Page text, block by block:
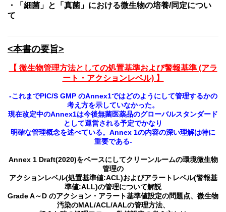
・「細菌」と「真菌」における微生物の培養/同定につい
て
<本書の要旨>
【 微生物管理方法としての処置基準および警報基準 (アラ
ート・アクションレベル) 】
-これまでPIC/S GMP のAnnex1ではどのようにして管理するかの
考え方を示していなかった。
現在改定中のAnnex1は今後無菌医薬品のグローバルスタンダード
として運営される予定でかなり
明確な管理概念を述べている。Annex 1の内容の深い理解は特に
重要である-
Annex 1 Draft(2020)をベースにしてクリーンルームの環境微生物
管理の
アクションレベル(処置基準値:ACL)およびアラートレベル(警報基
準値:ALL)の管理について解説
Grade A～D のアクション・アラート基準値設定の問題点、微生物
汚染のMAL/ACL/AALの管理方法、